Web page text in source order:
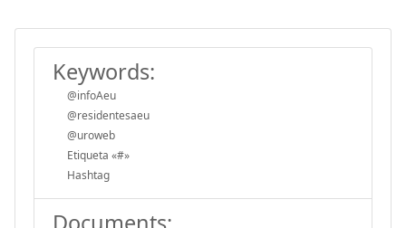
Keywords:
@infoAeu
@residentesaeu
@uroweb
Etiqueta «#»
Hashtag